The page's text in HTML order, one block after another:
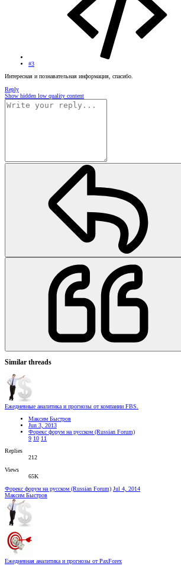
#3
Интересная и познавательная информация, спасибо.
Reply
Show hidden low quality content
Similar threads
Ежедневные аналитика и прогнозы от компании FBS.
Максим Быстров
Jun 3, 2013
Форекс форум на русском (Russian Forum)
9 10 11
Replies
212
Views
65K
Форекс форум на русском (Russian Forum) Jul 4, 2014
Максим Быстров
Ежедневная аналитика и прогнозы от PaxForex